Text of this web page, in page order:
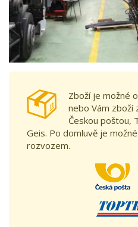
Zboží je možné
nebo Vám zboží
Českou poštou,
Geis. Po domluvě je
rozvozem.